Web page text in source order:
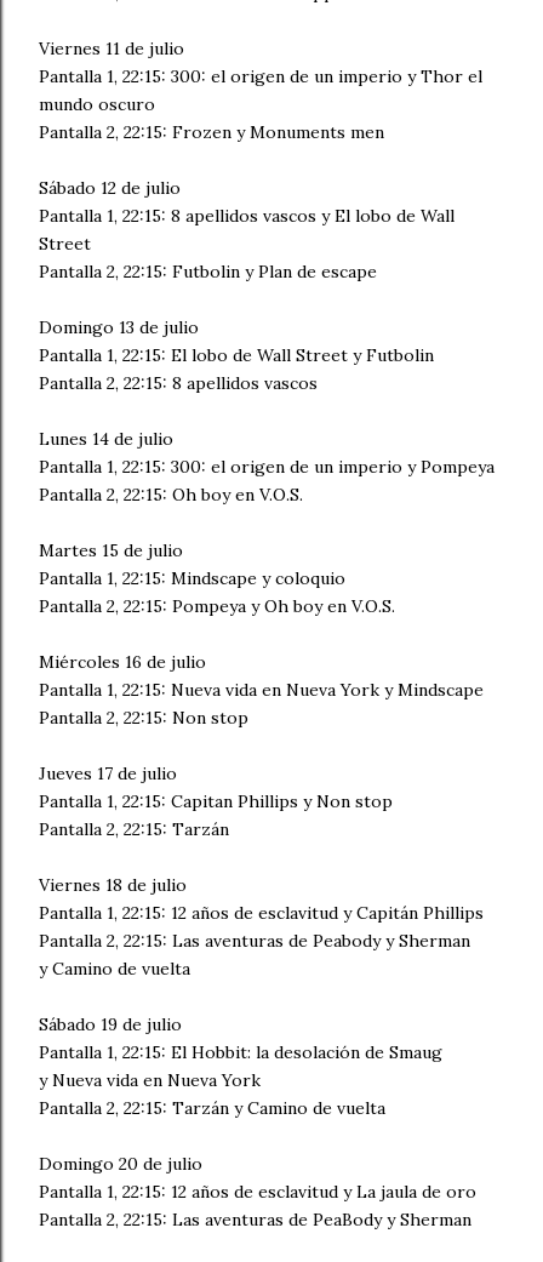
Viernes 11 de julio
Pantalla 1, 22:15: 300: el origen de un imperio y Thor el
mundo oscuro
Pantalla 2, 22:15: Frozen y Monuments men
Sábado 12 de julio
Pantalla 1, 22:15: 8 apellidos vascos y El lobo de Wall
Street
Pantalla 2, 22:15: Futbolin y Plan de escape
Domingo 13 de julio
Pantalla 1, 22:15: El lobo de Wall Street y Futbolin
Pantalla 2, 22:15: 8 apellidos vascos
Lunes 14 de julio
Pantalla 1, 22:15: 300: el origen de un imperio y Pompeya
Pantalla 2, 22:15: Oh boy en V.O.S.
Martes 15 de julio
Pantalla 1, 22:15: Mindscape y coloquio
Pantalla 2, 22:15: Pompeya y Oh boy en V.O.S.
Miércoles 16 de julio
Pantalla 1, 22:15: Nueva vida en Nueva York y Mindscape
Pantalla 2, 22:15: Non stop
Jueves 17 de julio
Pantalla 1, 22:15: Capitan Phillips y Non stop
Pantalla 2, 22:15: Tarzán
Viernes 18 de julio
Pantalla 1, 22:15: 12 años de esclavitud y Capitán Phillips
Pantalla 2, 22:15: Las aventuras de Peabody y Sherman
y Camino de vuelta
Sábado 19 de julio
Pantalla 1, 22:15: El Hobbit: la desolación de Smaug
y Nueva vida en Nueva York
Pantalla 2, 22:15: Tarzán y Camino de vuelta
Domingo 20 de julio
Pantalla 1, 22:15: 12 años de esclavitud y La jaula de oro
Pantalla 2, 22:15: Las aventuras de PeaBody y Sherman